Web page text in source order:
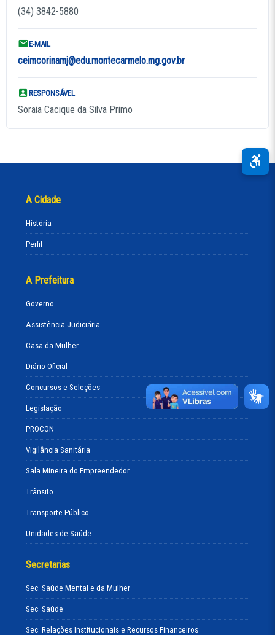
(34) 3842-5880
E-MAIL
ceimcorinamj@edu.montecarmelo.mg.gov.br
RESPONSÁVEL
Soraia Cacique da Silva Primo
A Cidade
História
Perfil
A Prefeitura
Governo
Assistência Judiciária
Casa da Mulher
Diário Oficial
Concursos e Seleções
Legislação
PROCON
Vigilância Sanitária
Sala Mineira do Empreendedor
Trânsito
Transporte Público
Unidades de Saúde
Secretarias
Sec. Saúde Mental e da Mulher
Sec. Saúde
Sec. Relações Institucionais e Recursos Financeiros